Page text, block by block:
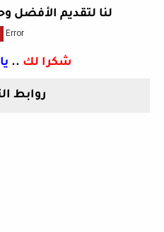
لنا لتقديم الأفضل
شكرا لك ..
روابط